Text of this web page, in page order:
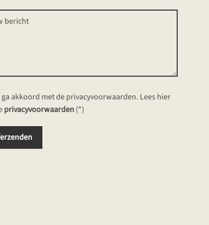
ga akkoord met de privacyvoorwaarden. Lees hier
privacyvoorwaarden(*)